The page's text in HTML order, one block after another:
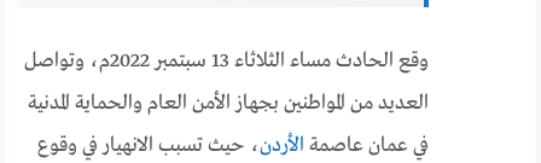
وقع الحادث مساء الثلاثاء 13 سبتمبر 2022م، وتواصل
العديد من المواطنين بجهاز الأمن العام والحماية المدنية
في عمان عاصمة الأردن، حيث تسبب الانهيار في وقوع